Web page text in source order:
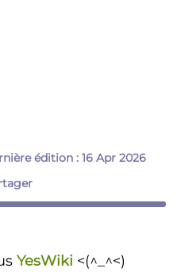
édition : 16 Apr 2026
YesWiki <(^_^<)